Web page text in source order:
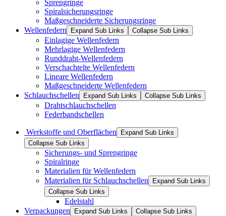
Sprengringe
Spiralsicherungsringe
Maßgeschneiderte Sicherungsringe
Wellenfedern
Expand Sub Links Collapse Sub Links
Einlagige Wellenfedern
Mehrlagige Wellenfedern
Runddraht-Wellenfedern
Verschachtelte Wellenfedern
Lineare Wellenfedern
Maßgeschneiderte Wellenfedern
Schlauchschellen
Expand Sub Links Collapse Sub Links
Drahtschlauchschellen
Federbandschellen
Werkstoffe und Oberflächen
Expand Sub Links
Collapse Sub Links
Sicherungs- und Sprengringe
Spiralringe
Materialien für Wellenfedern
Materialien für Schlauchschellen
Expand Sub Links
Collapse Sub Links
Edelstahl
Verpackungen
Expand Sub Links Collapse Sub Links